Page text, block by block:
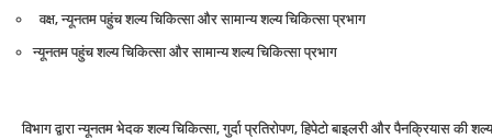
वक्ष, न्‍यूनतम पहुंच शल्‍य चिकित्‍सा और सामान्‍य शल्‍य चिकित्‍सा प्रभाग
न्‍यूनतम पहुंच शल्‍य चिकित्‍सा और सामान्‍य शल्‍य चिकित्‍सा प्रभाग
विभाग द्वारा न्‍यूनतम भेदक शल्‍य चिकित्‍सा, गुर्दा प्रतिरोपण, हिपेटो बाइलरी और पैनक्रियास की